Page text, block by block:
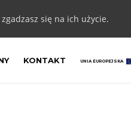
się na ich użycie.
KONTAKT UNIA EUROPEJSKA